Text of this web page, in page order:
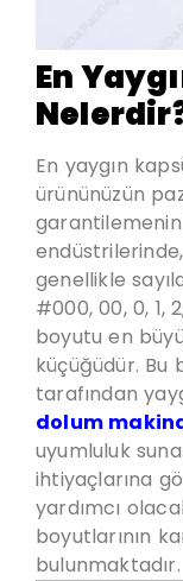
En
En yaygın
ürününüzün
garantilemenin
genellikle
#000, 00, 0, 1,
boyutu en
küçüğüdür. Bu
tarafından
dolum
uyumluluk
ihtiyaçlarına
yardımcı
boyutlarının
bulunmaktadır.